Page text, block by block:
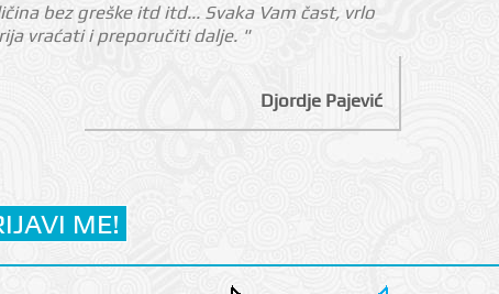
bez greške itd itd... Svaka Vam čast, vrlo
vraćati i preporučiti dalje. "
Djordje Pajević